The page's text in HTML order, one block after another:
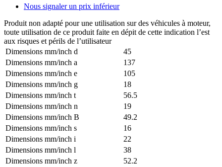
Nous signaler un prix inférieur
Produit non adapté pour une utilisation sur des véhicules à moteur,
toute utilisation de ce produit faite en dépit de cette indication l’est
aux risques et périls de l’utilisateur
Dimensions mm/inch d
45
Dimensions mm/inch a
137
Dimensions mm/inch e
105
Dimensions mm/inch g
18
Dimensions mm/inch t
56.5
Dimensions mm/inch n
19
Dimensions mm/inch B
49.2
Dimensions mm/inch s
16
Dimensions mm/inch i
22
Dimensions mm/inch l
38
Dimensions mm/inch z
52.2